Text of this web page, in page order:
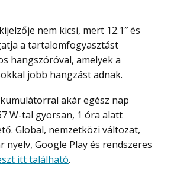
a tartalomfogyasztást
hangszóróval, amelyek a
jobb hangzást adnak.
W-tal gyorsan, 1 óra alatt
Global, nemzetközi változat,
nyelv, Google Play és rendszeres
itt található.